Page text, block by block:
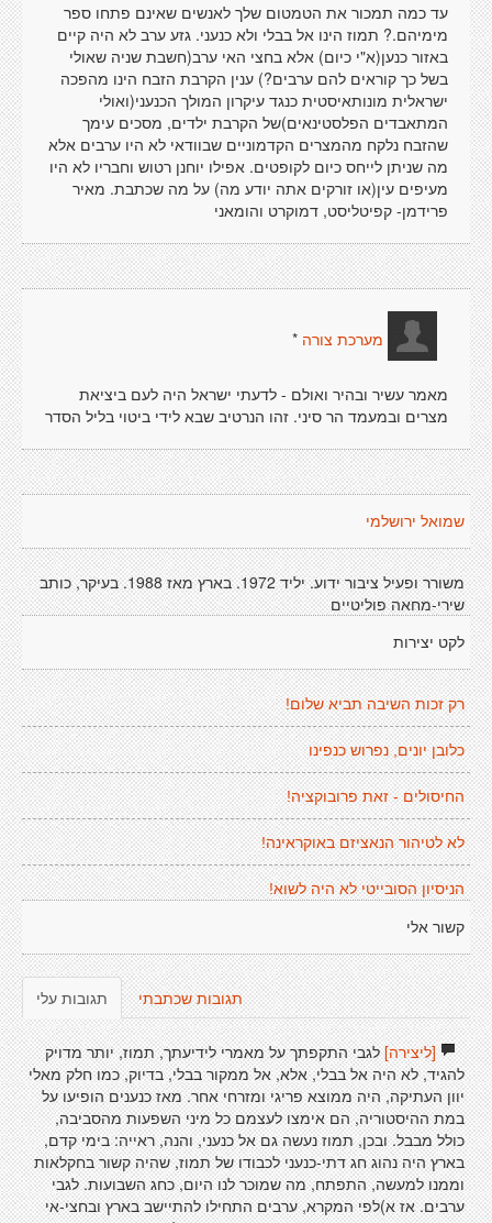
עד כמה תמכור את הטמטום שלך לאנשים שאינם פתחו ספר
מימיהם.? תמוז הינו אל בבלי ולא כנעני. גזע ערב לא היה קיים
באזור כנען(א"י כיום) אלא בחצי האי ערב(חשבת שניה שאולי
בשל כך קוראים להם ערבים?) ענין הקרבת הזבח הינו מהפכה
ישראלית מונותאיסטית כנגד עיקרון המולך הכנעני(ואולי
המתאבדים הפלסטינאים)של הקרבת ילדים, מסכים עימך
שהזבח נלקח מהמצרים הקדמוניים שבוודאי לא היו ערבים אלא
מה שניתן לייחס כיום לקופטים. אפילו יוחנן רטוש וחבריו לא היו
מעיפים עין(או זורקים אתה יודע מה) על מה שכתבת. מאיר
פרידמן- קפיטליסט, דמוקרט והומאני
מערכת צורה *
מאמר עשיר ובהיר ואולם - לדעתי ישראל היה לעם ביציאת
מצרים ובמעמד הר סיני. זהו הנרטיב שבא לידי ביטוי בליל הסדר
שמואל ירושלמי
משורר ופעיל ציבור ידוע. יליד 1972. בארץ מאז 1988. בעיקר, כותב
שירי-מחאה פוליטיים
לקט יצירות
רק זכות השיבה תביא שלום!
כלובן יונים, נפרוש כנפינו
החיסולים - זאת פרובוקציה!
לא לטיהור הנאציזם באוקראינה!
הניסיון הסובייטי לא היה לשוא!
קשור אלי
תגובות עלי תגובות שכתבתי
[ליצירה]לגבי התקפתך על מאמרי לידיעתך, תמוז, יותר מדויק
להגיד, לא היה אל בבלי, אלא, אל ממקור בבלי, בדיוק, כמו חלק מאלי
יוון העתיקה, היה ממוצא פריגי ומזרחי אחר. מאז כנענים הופיעו על
במת ההיסטוריה, הם אימצו לעצמם כל מיני השפעות מהסביבה,
כולל מבבל. ובכן, תמוז נעשה גם אל כנעני, והנה, ראייה: בימי קדם,
בארץ היה נהוג חג דתי-כנעני לכבודו של תמוז, שהיה קשור בחקלאות
וממנו למעשה, התפתח, מה שמוכר לנו היום, כחג השבועות. לגבי
ערבים. אז א)לפי המקרא, ערבים התחילו להתיישב בארץ ובחצי-אי